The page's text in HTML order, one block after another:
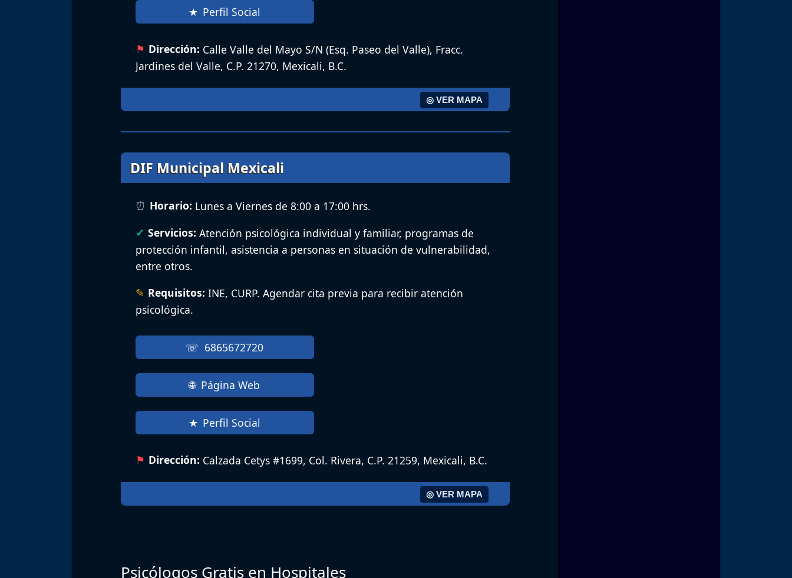
Perfil Social
Dirección: Calle Valle del Mayo S/N (Esq. Paseo del Valle), Fracc.
Jardines del Valle, C.P. 21270, Mexicali, B.C.
◎ VER MAPA
DIF Municipal Mexicali
Horario: Lunes a Viernes de 8:00 a 17:00 hrs.
Servicios: Atención psicológica individual y familiar, programas de
protección infantil, asistencia a personas en situación de vulnerabilidad,
entre otros.
Requisitos: INE, CURP. Agendar cita previa para recibir atención
psicológica.
6865672720
Página Web
Perfil Social
Dirección: Calzada Cetys #1699, Col. Rivera, C.P. 21259, Mexicali, B.C.
◎ VER MAPA
Psicólogos Gratis en Hospitales